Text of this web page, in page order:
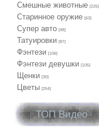
Смешные животные [225]
Старинное оружие [63]
Супер авто [48]
Татуировки [87]
Фэнтези [106]
Фэнтези девушки [105]
Щенки [30]
Цветы [254]
ТОП Видео